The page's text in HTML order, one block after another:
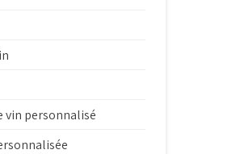
vin personnalisé